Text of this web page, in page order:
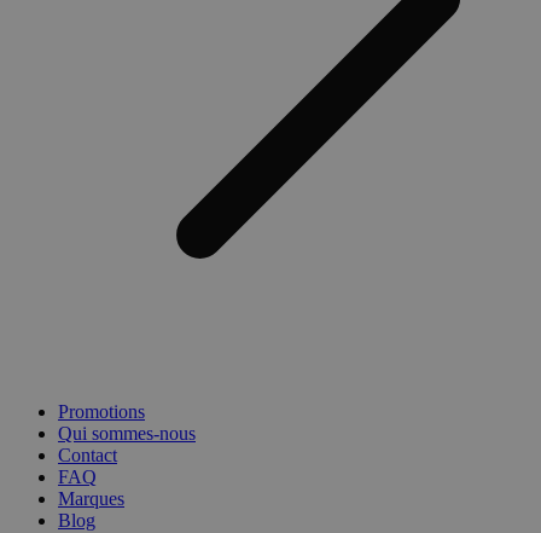
Promotions
Qui sommes-nous
Contact
FAQ
Marques
Blog